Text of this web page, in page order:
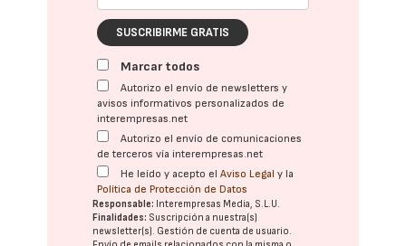
SUSCRIBIRME GRATIS
Marcar todos
Autorizo el envío de newsletters y
avisos informativos personalizados de
interempresas.net
Autorizo el envío de comunicaciones
de terceros vía interempresas.net
He leído y acepto elAviso Legal y la
Política de Protección de Datos
Responsable: Interempresas Media, S.L.U.
Finalidades: Suscripción a nuestra(s)
newsletter(s). Gestión de cuenta de usuario.